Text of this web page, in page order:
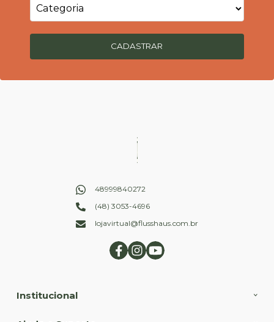
CADASTRAR
48999840272
(48) 3053-4696
lojavirtual@flusshaus.com.br
Institucional